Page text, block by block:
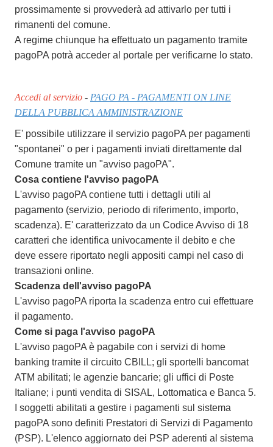
prossimamente si provvederà ad attivarlo per tutti i
rimanenti del comune.
A regime chiunque ha effettuato un pagamento tramite
pagoPA potrà acceder al portale per verificarne lo stato.
Accedi al servizio - PAGO PA - PAGAMENTI ON LINE
DELLA PUBBLICA AMMINISTRAZIONE
E' possibile utilizzare il servizio pagoPA per pagamenti
"spontanei" o per i pagamenti inviati direttamente dal
Comune tramite un "avviso pagoPA".
Cosa contiene l'avviso pagoPA
L'avviso pagoPA contiene tutti i dettagli utili al
pagamento (servizio, periodo di riferimento, importo,
scadenza). E' caratterizzato da un Codice Avviso di 18
caratteri che identifica univocamente il debito e che
deve essere riportato negli appositi campi nel caso di
transazioni online.
Scadenza dell'avviso pagoPA
L'avviso pagoPA riporta la scadenza entro cui effettuare
il pagamento.
Come si paga l'avviso pagoPA
L'avviso pagoPA è pagabile con i servizi di home
banking tramite il circuito CBILL; gli sportelli bancomat
ATM abilitati; le agenzie bancarie; gli uffici di Poste
Italiane; i punti vendita di SISAL, Lottomatica e Banca 5.
I soggetti abilitati a gestire i pagamenti sul sistema
pagoPA sono definiti Prestatori di Servizi di Pagamento
(PSP). L'elenco aggiornato dei PSP aderenti al sistema